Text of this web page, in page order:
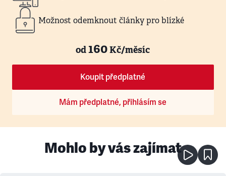
Možnost odemknout články pro blízké
od160Kč/měsíc
Koupit předplatné
Mám předplatné, přihlásím se
Mohlo by vás zajímat